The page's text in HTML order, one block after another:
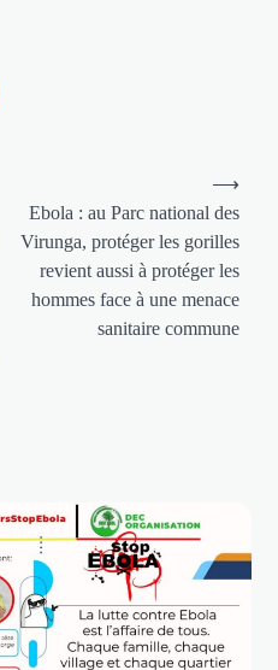
Ebola : au Parc national des
Virunga, protéger les gorilles
revient aussi à protéger les
hommes face à une menace
sanitaire commune
⟶